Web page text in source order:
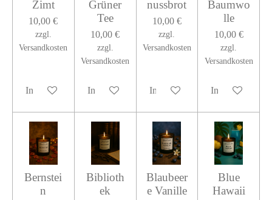
Zimt
10,00 €
zzgl.
Versandkosten
In den Warenkorb
Grüner
Tee
10,00 €
zzgl.
Versandkosten
In den Warenkorb
nussbrot
10,00 €
zzgl.
Versandkosten
In den Warenkorb
Baumwo
lle
10,00 €
zzgl.
Versandkosten
In den
Bernstei
n
Biblioth
ek
Blaubeer
e Vanille
Blue
Hawaii